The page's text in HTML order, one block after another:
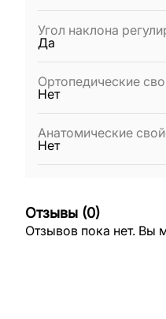
Угол наклона
Да
Ортопедические
Нет
Анатомические
Нет
Отзывы (0)
Отзывов пока нет. Вы